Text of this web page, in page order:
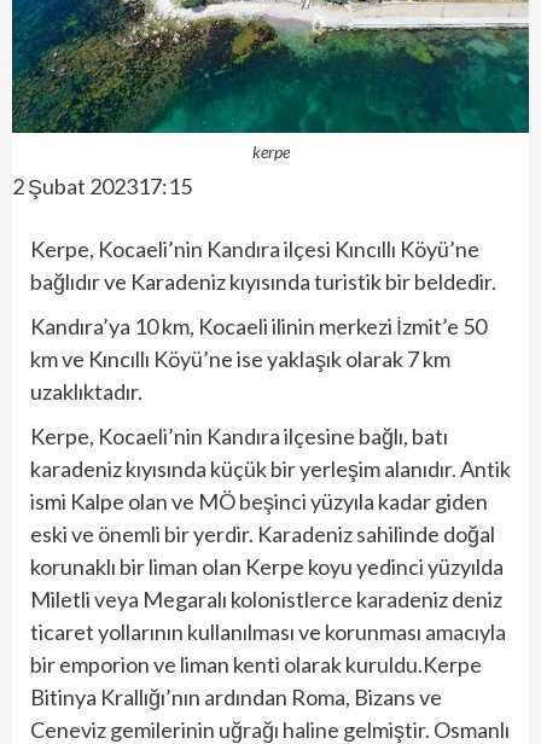
kerpe
2 Şubat 202317:15
Kerpe, Kocaeli’nin Kandıra ilçesi Kıncıllı Köyü’ne
bağlıdır ve Karadeniz kıyısında turistik bir beldedir.
Kandıra’ya 10 km, Kocaeli ilinin merkezi İzmit’e 50
km ve Kıncıllı Köyü’ne ise yaklaşık olarak 7 km
uzaklıktadır.
Kerpe, Kocaeli’nin Kandıra ilçesine bağlı, batı
karadeniz kıyısında küçük bir yerleşim alanıdır. Antik
ismi Kalpe olan ve MÖ beşinci yüzyıla kadar giden
eski ve önemli bir yerdir. Karadeniz sahilinde doğal
korunaklı bir liman olan Kerpe koyu yedinci yüzyılda
Miletli veya Megaralı kolonistlerce karadeniz deniz
ticaret yollarının kullanılması ve korunması amacıyla
bir emporion ve liman kenti olarak kuruldu.Kerpe
Bitinya Krallığı’nın ardından Roma, Bizans ve
Ceneviz gemilerinin uğrağı haline gelmiştir. Osmanlı